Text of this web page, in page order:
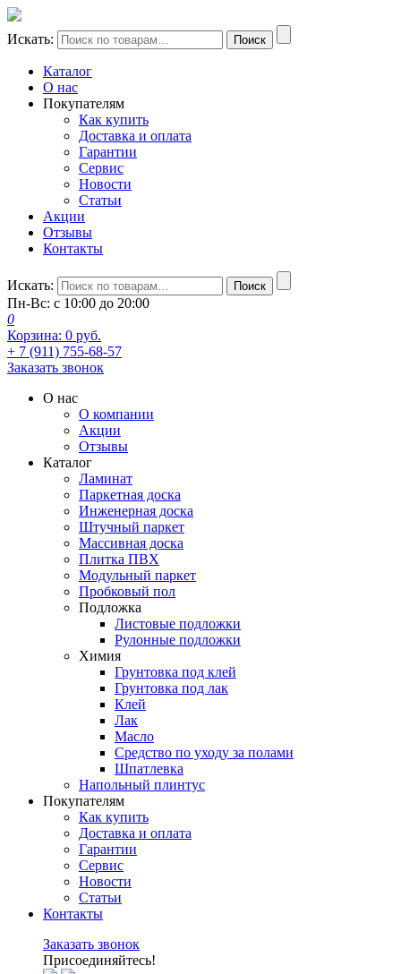
Искать: Поиск
Каталог
О нас
Покупателям
Как купить
Доставка и оплата
Гарантии
Сервис
Новости
Статьи
Акции
Отзывы
Контакты
Искать: Поиск
Пн-Вс: с 10:00 до 20:00
0
Корзина: 0 руб.
+ 7 (911) 755-68-57
Заказать звонок
О нас
О компании
Акции
Отзывы
Каталог
Ламинат
Паркетная доска
Инженерная доска
Штучный паркет
Массивная доска
Плитка ПВХ
Модульный паркет
Пробковый пол
Подложка
Листовые подложки
Рулонные подложки
Химия
Грунтовка под клей
Грунтовка под лак
Клей
Лак
Масло
Средство по уходу за полами
Шпатлевка
Напольный плинтус
Покупателям
Как купить
Доставка и оплата
Гарантии
Сервис
Новости
Статьи
Контакты
Заказать звонок
Присоединяйтесь!